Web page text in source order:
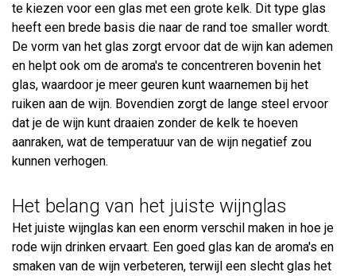
te kiezen voor een glas met een grote kelk. Dit type glas
heeft een brede basis die naar de rand toe smaller wordt.
De vorm van het glas zorgt ervoor dat de wijn kan ademen
en helpt ook om de aroma's te concentreren bovenin het
glas, waardoor je meer geuren kunt waarnemen bij het
ruiken aan de wijn. Bovendien zorgt de lange steel ervoor
dat je de wijn kunt draaien zonder de kelk te hoeven
aanraken, wat de temperatuur van de wijn negatief zou
kunnen verhogen.
Het belang van het juiste wijnglas
Het juiste wijnglas kan een enorm verschil maken in hoe je
rode wijn drinken ervaart. Een goed glas kan de aroma's en
smaken van de wijn verbeteren, terwijl een slecht glas het